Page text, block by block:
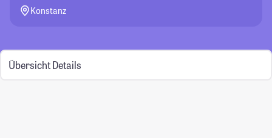
Konstanz
Übersicht Details